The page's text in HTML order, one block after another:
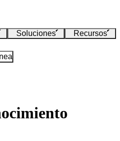
Soluciones Recursos